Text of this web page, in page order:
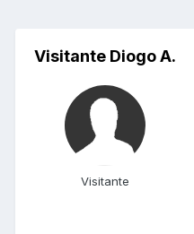
Visitante Diogo A.
Visitante